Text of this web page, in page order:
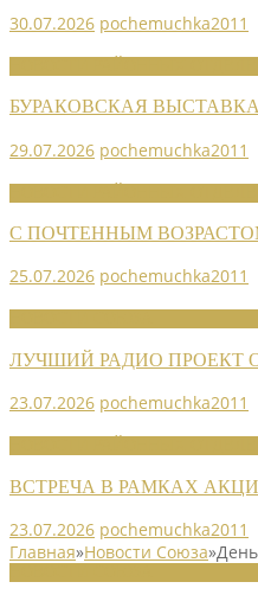
30.07.2026 pochemuchka2011
БУРАКОВСКАЯ
29.07.2026 pochemuchka2011
С ПОЧТЕННЫМ
25.07.2026 pochemuchka2011
ЛУЧШИЙ РАДИО ПРОЕКТ
23.07.2026 pochemuchka2011
ВСТРЕЧА В РАМКАХ
23.07.2026 pochemuchka2011
Главная»Новости Союза»